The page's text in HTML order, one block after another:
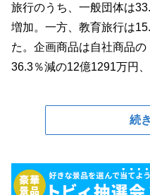
旅行のうち、一般団体は
増加。一方、教育旅行は
た。企画商品は自社商品
36.3％減の12億1291万円
続